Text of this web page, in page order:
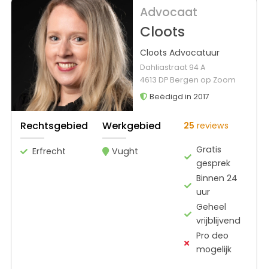
Advocaat
Cloots
Cloots Advocatuur
Dahliastraat 94 A
4613 DP Bergen op Zoom
Beëdigd in 2017
Rechtsgebied
Erfrecht
Werkgebied
Vught
25 reviews
Gratis
gesprek
Binnen 24
uur
Geheel
vrijblijvend
Pro deo
mogelijk